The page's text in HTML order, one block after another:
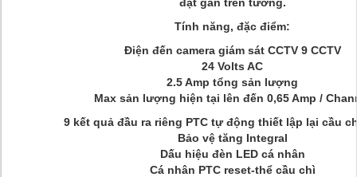
Tính năng, đặc điểm:
Điện đến camera giám sát CCTV 9 CCTV
24 Volts AC
2.5 Amp tổng sản lượng
Max sản lượng hiện tại lên đến 0,65 Amp /
9 kết quả đầu ra riêng PTC tự động thiết lập lại cầu
Bảo vệ tăng Integral
Dấu hiệu đèn LED cá nhân
Cá nhân PTC reset-thể cầu chì